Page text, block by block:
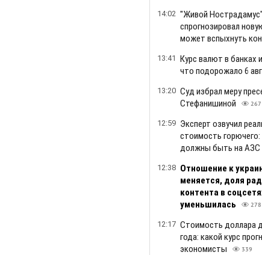
14:02 "Живой Нострадамус"
спрогнозировал
может вспыхнуть
13:41 Курс валют в банках
что подорожало 6
13:20 Суд избрал меру
Стефанишиной
267
12:59 Эксперт озвучил
стоимость горючего:
должны быть на АЗС
12:38 Отношение к
меняется, доля
контента в
уменьшилась
278
12:17 Стоимость доллара
года: какой курс
экономисты
339